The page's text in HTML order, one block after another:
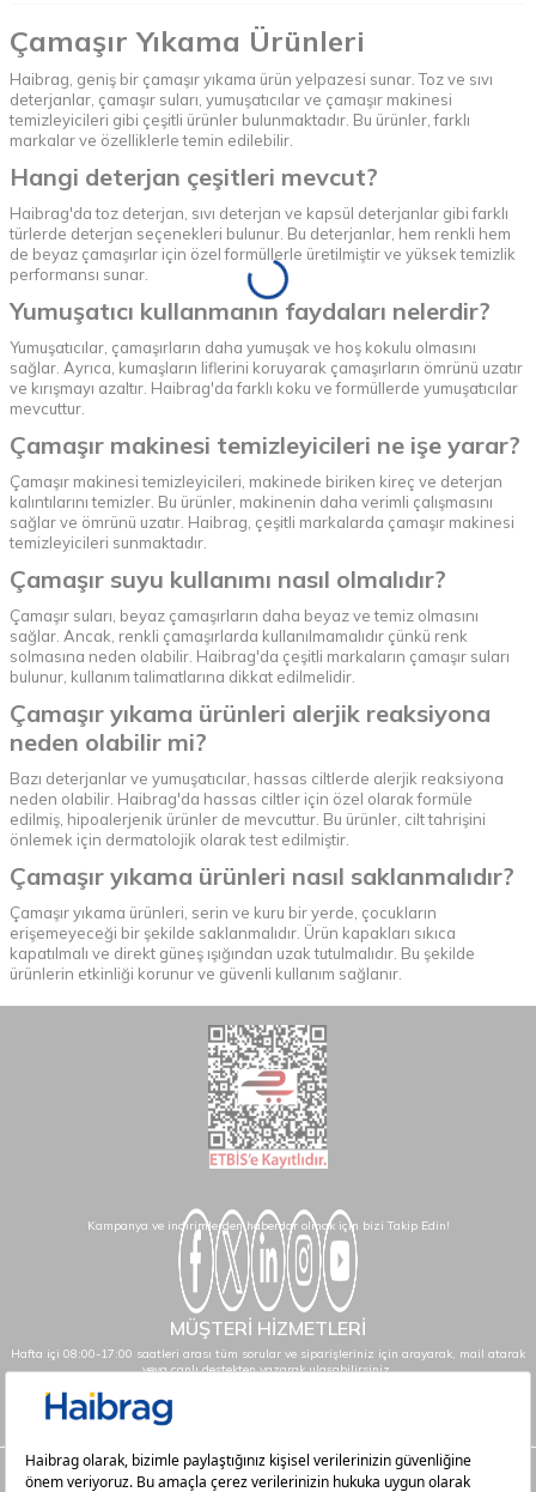
Çamaşır Yıkama Ürünleri
Haibrag, geniş bir çamaşır yıkama ürün yelpazesi sunar. Toz ve sıvı
deterjanlar, çamaşır suları, yumuşatıcılar ve çamaşır makinesi
temizleyicileri gibi çeşitli ürünler bulunmaktadır. Bu ürünler, farklı
markalar ve özelliklerle temin edilebilir.
Hangi deterjan çeşitleri mevcut?
Haibrag'da toz deterjan, sıvı deterjan ve kapsül deterjanlar gibi farklı
türlerde deterjan seçenekleri bulunur. Bu deterjanlar, hem renkli hem
de beyaz çamaşırlar için özel formüllerle üretilmiştir ve yüksek temizlik
performansı sunar.
Yumuşatıcı kullanmanın faydaları nelerdir?
Yumuşatıcılar, çamaşırların daha yumuşak ve hoş kokulu olmasını
sağlar. Ayrıca, kumaşların liflerini koruyarak çamaşırların ömrünü uzatır
ve kırışmayı azaltır. Haibrag'da farklı koku ve formüllerde yumuşatıcılar
mevcuttur.
Çamaşır makinesi temizleyicileri ne işe yarar?
Çamaşır makinesi temizleyicileri, makinede biriken kireç ve deterjan
kalıntılarını temizler. Bu ürünler, makinenin daha verimli çalışmasını
sağlar ve ömrünü uzatır. Haibrag, çeşitli markalarda çamaşır makinesi
temizleyicileri sunmaktadır.
Çamaşır suyu kullanımı nasıl olmalıdır?
Çamaşır suları, beyaz çamaşırların daha beyaz ve temiz olmasını
sağlar. Ancak, renkli çamaşırlarda kullanılmamalıdır çünkü renk
solmasına neden olabilir. Haibrag'da çeşitli markaların çamaşır suları
bulunur, kullanım talimatlarına dikkat edilmelidir.
Çamaşır yıkama ürünleri alerjik reaksiyona
neden olabilir mi?
Bazı deterjanlar ve yumuşatıcılar, hassas ciltlerde alerjik reaksiyona
neden olabilir. Haibrag'da hassas ciltler için özel olarak formüle
edilmiş, hipoalerjenik ürünler de mevcuttur. Bu ürünler, cilt tahrişini
önlemek için dermatolojik olarak test edilmiştir.
Çamaşır yıkama ürünleri nasıl saklanmalıdır?
Çamaşır yıkama ürünleri, serin ve kuru bir yerde, çocukların
erişemeyeceği bir şekilde saklanmalıdır. Ürün kapakları sıkıca
kapatılmalı ve direkt güneş ışığından uzak tutulmalıdır. Bu şekilde
ürünlerin etkinliği korunur ve güvenli kullanım sağlanır.
Kampanya ve indirimlerden haberdar olmak için bizi Takip Edin!
MÜŞTERİ HİZMETLERİ
Hafta içi 08:00-17:00 saatleri arası tüm sorular ve siparişleriniz için arayarak, mail atarak
veya canlı destekten yazarak ulaşabilirsiniz.
info@haibrag.com - 0850 532 43 23
Haibrag.com